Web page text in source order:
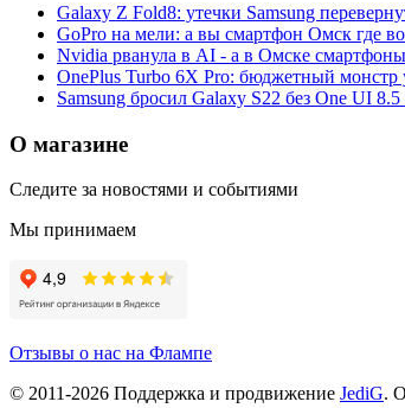
Galaxy Z Fold8: утечки Samsung
GoPro на мели: а вы смартфон Омск где
Nvidia рванула в AI - а в Омске
OnePlus Turbo 6X Pro: бюджетный
Samsung бросил Galaxy S22 без One UI
О магазине
Следите за новостями и событиями
Мы принимаем
Отзывы о нас на Флампе
© 2011-2026 Поддержка и продвижение JediG.